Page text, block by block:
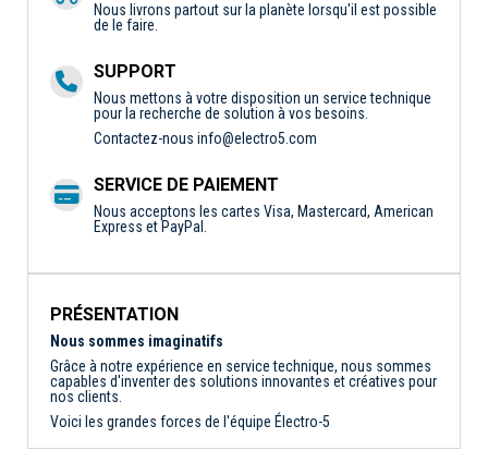
Nous livrons partout sur la planète lorsqu'il est possible
de le faire.
SUPPORT
Nous mettons à votre disposition un service technique
pour la recherche de solution à vos besoins.
Contactez-nous info@electro5.com
SERVICE DE PAIEMENT
Nous acceptons les cartes Visa, Mastercard, American
Express et PayPal.
PRÉSENTATION
Nous sommes imaginatifs
Grâce à notre expérience en service technique, nous sommes
capables d'inventer des solutions innovantes et créatives pour
nos clients.
Voici les grandes forces de l'équipe Électro-5